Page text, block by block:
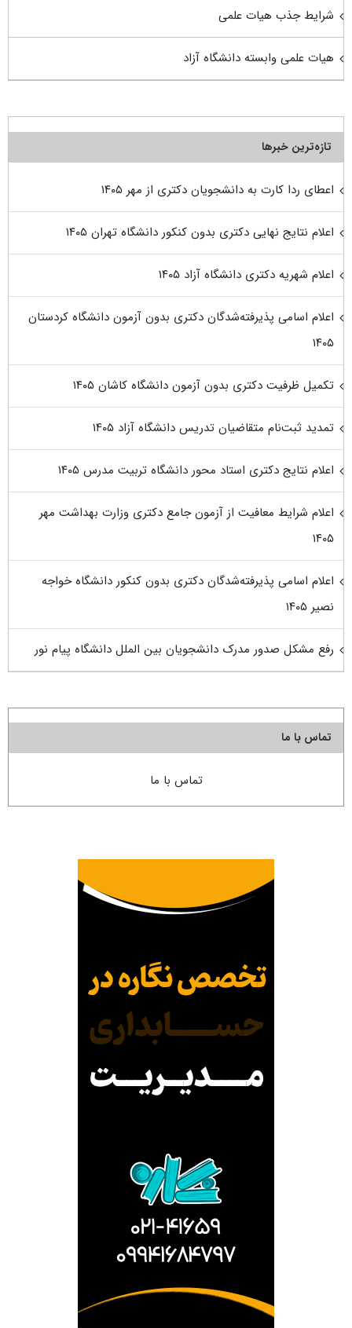
شرایط جذب هیات علمی
هیات علمی وابسته دانشگاه آزاد
تازه‌ترین خبرها
اعطای ردا کارت به دانشجویان دکتری از مهر ۱۴۰۵
اعلام نتایج نهایی دکتری بدون کنکور دانشگاه تهران ۱۴۰۵
اعلام شهریه دکتری دانشگاه آزاد ۱۴۰۵
اعلام اسامی پذیرفته‌شدگان دکتری بدون آزمون دانشگاه کردستان
۱۴۰۵
تکمیل ظرفیت دکتری بدون آزمون دانشگاه کاشان ۱۴۰۵
تمدید ثبت‌نام متقاضیان تدریس دانشگاه آزاد ۱۴۰۵
اعلام نتایج دکتری استاد محور دانشگاه تربیت مدرس ۱۴۰۵
اعلام شرایط معافیت از آزمون جامع دکتری وزارت بهداشت مهر
۱۴۰۵
اعلام اسامی پذیرفته‌شدگان دکتری بدون کنکور دانشگاه خواجه
نصیر ۱۴۰۵
رفع مشکل صدور مدرک دانشجویان بین الملل دانشگاه پیام نور
تماس با ما
تماس با ما